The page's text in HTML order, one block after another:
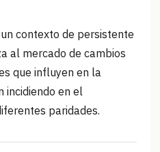
contexto de persistente
al mercado de cambios
que influyen en la
incidiendo en el
paridades.